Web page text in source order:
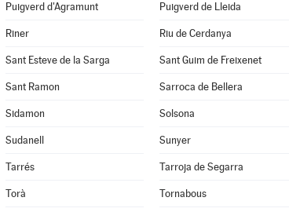
Puigverd d'Agramunt Puigverd de Lleida
Riner Riu de Cerdanya
Sant Esteve de la Sarga Sant Guim de Freixenet
Sant Ramon Sarroca de Bellera
Sidamon Solsona
Sudanell Sunyer
Tarrés Tarroja de Segarra
Torà Tornabous